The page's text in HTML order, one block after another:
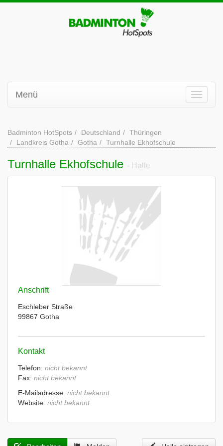
Menü
Badminton HotSpots Deutschland
Thüringen
Landkreis Gotha
Gotha Turnhalle Ekhofschule
Turnhalle Ekhofschule - Halle
Anschrift
Eschleber Straße
99867 Gotha
Kontakt
Telefon: nicht bekannt
Fax: nicht bekannt
E-Mailadresse: nicht bekannt
Website: nicht bekannt